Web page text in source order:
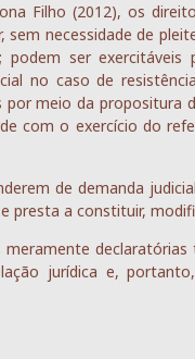
Filho (2012), os
necessidade de
ser exercitáveis
no caso de
meio da propositura
com o exercício do
de demanda
presta a constituir,
jurídica e,